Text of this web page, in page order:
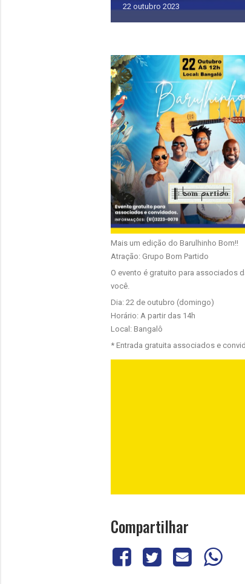
22 outubro 2023
Mais um edição do Barulhinho Bom!!
Atração: Grupo Bom Partido
O evento é gratuito para associados
você.
Dia: 22 de outubro (domingo)
Horário: A partir das 14h
Local: Bangalô
* Entrada gratuita associados e
Compartilhar